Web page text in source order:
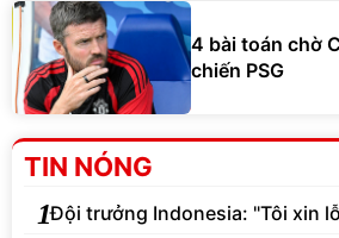
4 bài toán chờ
chiến PSG
TIN NÓNG
1Đội trưởng Indonesia: "Tôi xin